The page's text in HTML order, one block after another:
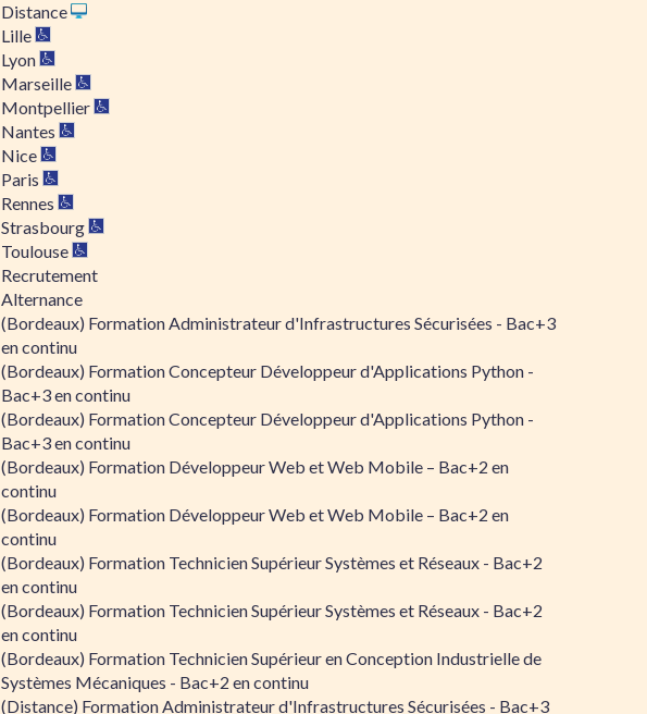
Distance
Lille
Lyon
Marseille
Montpellier
Nantes
Nice
Paris
Rennes
Strasbourg
Toulouse
Recrutement
Alternance
(Bordeaux) Formation Administrateur d'Infrastructures Sécurisées - Bac+3
en continu
(Bordeaux) Formation Concepteur Développeur d'Applications Python -
Bac+3 en continu
(Bordeaux) Formation Concepteur Développeur d'Applications Python -
Bac+3 en continu
(Bordeaux) Formation Développeur Web et Web Mobile – Bac+2 en
continu
(Bordeaux) Formation Développeur Web et Web Mobile – Bac+2 en
continu
(Bordeaux) Formation Technicien Supérieur Systèmes et Réseaux - Bac+2
en continu
(Bordeaux) Formation Technicien Supérieur Systèmes et Réseaux - Bac+2
en continu
(Bordeaux) Formation Technicien Supérieur en Conception Industrielle de
Systèmes Mécaniques - Bac+2 en continu
(Distance) Formation Administrateur d'Infrastructures Sécurisées - Bac+3